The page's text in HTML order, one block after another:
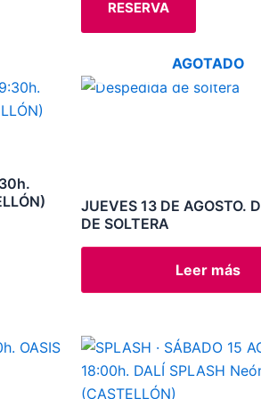
RESERVA
elegir
en
la
AGOTADO
JUEVES 13 DE AGOSTO.
DE SOLTERA
Leer más
El
precio
original
era:
El
actual